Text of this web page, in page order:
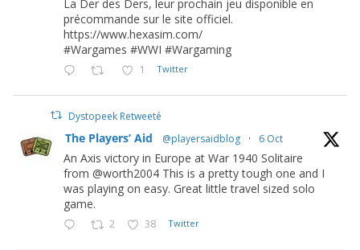
La Der des Ders, leur prochain jeu disponible en
précommande sur le site officiel.
https://www.hexasim.com/
#Wargames #WWI #Wargaming
1 Twitter
Dystopeek Retweeté
The Players’ Aid @playersaidblog · 6 Oct
An Axis victory in Europe at War 1940 Solitaire
from @worth2004 This is a pretty tough one and I
was playing on easy. Great little travel sized solo
game.
2 38 Twitter